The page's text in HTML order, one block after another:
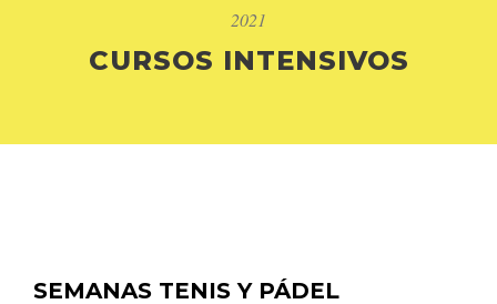
2021
CURSOS INTENSIVOS
SEMANAS TENIS Y PÁDEL